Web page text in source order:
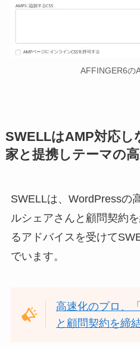
AFFINGER6の
SWELLはAMP対応し
家と提携しテーマの
SWELLは、WordPressの
ルシェアさんと顧問契約
るアドバイスを受けて
でいます。
高速化のプロ、
と顧問契約を締